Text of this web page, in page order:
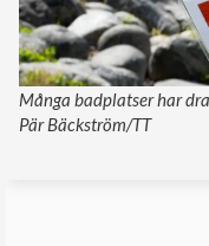
Många badplatser har
Pär Bäckström/TT